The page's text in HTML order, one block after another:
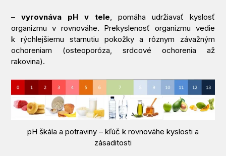
–vyrovnáva pH v tele, pomáha udržiavať kyslosť
organizmu v rovnováhe. Prekyslenosť organizmu vedie
k rýchlejšiemu starnutiu pokožky a rôznym závažným
ochoreniam (osteoporóza, srdcové ochorenia až
rakovina).
pH škála a potraviny – kľúč k rovnováhe kyslosti a
zásaditosti